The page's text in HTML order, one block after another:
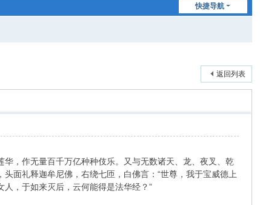
快捷导航
返回列表
，作无量百千万亿种种伎乐。又与无数诸天、龙、夜叉、乾
面礼释迦牟尼佛，右绕七匝，白佛言：“世尊，我于宝威德上
，于如来灭后，云何能得是法华经？”